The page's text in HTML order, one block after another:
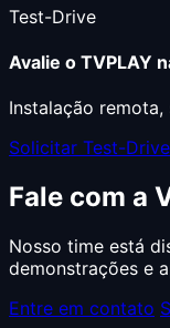
Test-Drive
Avalie o TVPLAY
Instalação
Solicitar Test-
Fale com a
Nosso time está
demonstrações e
Entre em contato